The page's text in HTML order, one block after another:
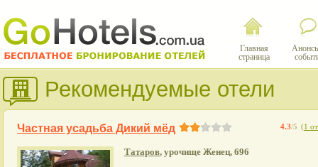
Главная
страница
Рекомендуемые отели
4.3/5 (1
Частная усадьба Дикий мёд
Татаров, урочище Женец, 696